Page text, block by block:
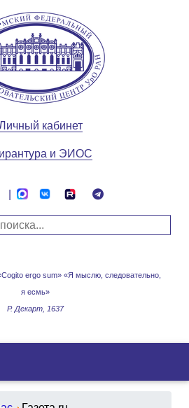
ergo sum» «Я мыслю, следовательно,
я есмь»
Р. Декарт, 1637
кабинет
и ЭИОС